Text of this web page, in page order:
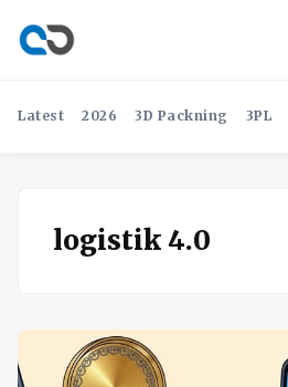
Latest 2026 3D Packning 3PL
logistik 4.0